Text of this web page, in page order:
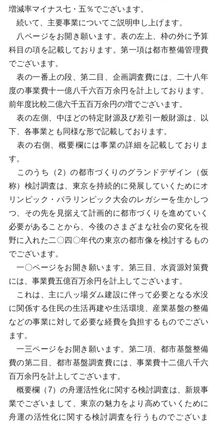
増減率マイナス七・五％でございます。
続いて、主要事業についてご説明申し上げます。
八ページをお開き願います。表の左上、枠の外に予算
科目の項を記載しております。第一項は都市整備管理費
でございます。
表の一番上の段、第二目、企画調査費には、二十八年
度の事業費十一億八千六百万余円を計上しております。
前年度比較二億六千五百万余円の増でございます。
表の左側、中ほどの特定財源及び差引一般財源は、以
下、各事業とも同様な形で記載しております。
表の右側、概要欄には事業の詳細を記載しておりま
す。
このうち（2）の都市づくりのグランドデザイン（仮
称）検討調査は、東京を持続的に発展していくためにオ
リンピック・パラリンピック大会のレガシーを生かしつ
つ、その先を見据えて計画的に都市づくりを進めていく
必要があることから、今後のさまざまな社会の変化を視
野に入れた二〇四〇年代の東京の都市像を検討するもの
でございます。
一〇ページをお開き願います。第三目、水資源対策費
には、事業費五億百万余円を計上してございます。
これは、主に八ッ場ダム建設に伴って必要となる水没
に関係する住民の生活再建や生活環境、産業基盤の整備
などの事業に対して必要な経費を負担するものでござい
ます。
一三ページをお開き願います。第二項、都市基盤整備
費の第二目、都市基盤調査費には、事業費十二億八千六
百万余円を計上してございます。
概要欄（7）の舟運活性化に関する検討調査は、新規事
業でございまして、東京の魅力をより高めていくために
舟運の活性化に関する検討調査を行うものでございま